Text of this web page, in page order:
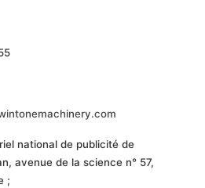
national de publicité de
avenue de la science n° 57,
;